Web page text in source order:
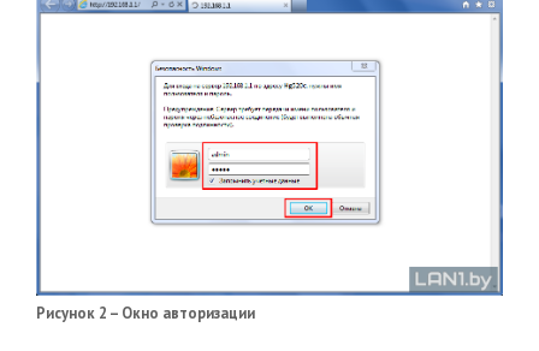
Рисунок 2 – Окно авторизации